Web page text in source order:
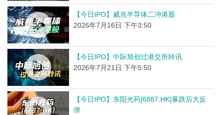
【今日IPO】威兆半导体二冲港股
2026年7月16日 下午3:50
【今日IPO】中际旭创过港交所聆讯
2026年7月21日 下午5:50
【今日IPO】东阳光药[6887.HK]暴跌后大反
弹